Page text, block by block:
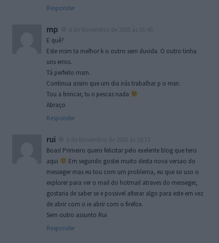
Responder
mp
E quê?
Este msm ta melhor k o outro sem duvida. O outro tinha
uns erros.
Tá perfeito msm.
Continua assim que um dia irás trabalhar p o msn.
Tou a brincar, tu n pescas nada
Abraço
Responder
rui
Boas! Primeiro quero felicitar pelo exelente blog que tens
aqui
Em segundo gostei muito desta nova versao do
messeger mas eu tou com um problema, eu que so uso o
explorer para ver o mail do hotmail atraves do messeger,
gostaria de saber se e possivel alterar algo para este em vez
de abrir com o ie abrir com o firefox.
Sem outro assunto Rui
Responder